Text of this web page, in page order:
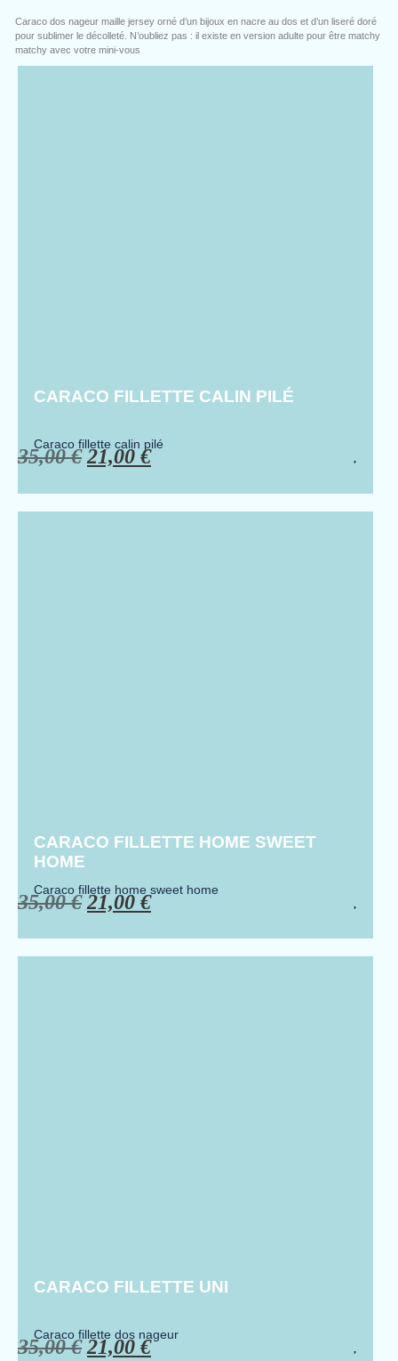
Caraco dos nageur maille jersey orné d’un bijoux en nacre au dos et d’un liseré doré
pour sublimer le décolleté. N’oubliez pas : il existe en version adulte pour être matchy
matchy avec votre mini-vous
CARACO FILLETTE CALIN PILÉ
Caraco fillette calin pilé
35,00€ 21,00 €
CARACO FILLETTE HOME SWEET
HOME
Caraco fillette home sweet home
35,00€ 21,00€
CARACO FILLETTE UNI
Caraco fillette dos nageur
35,00€ 21,00 €